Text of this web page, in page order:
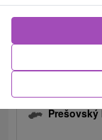
Pavilion